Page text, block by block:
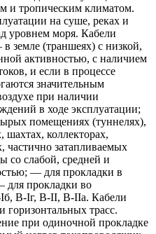
и тропическим климатом.
на суше, реках и
уровнем моря. Кабели
земле (траншеях) с низкой,
активностью, с наличием
и если в процессе
значительным
при наличии
в ходе эксплуатации;
помещениях (туннелях),
шахтах, коллекторах,
частично затапливаемых
со слабой, средней и
— для прокладки в
прокладки во
Iб, B-Iг, В-II, В-IIа. Кабели
горизонтальных трасс.
при одиночной прокладке